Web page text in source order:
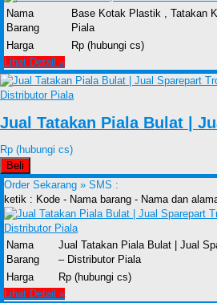
Nama
Barang
Base Kotak Plastik , Tatakan
Piala
Harga
Rp (hubungi cs)
Lihat Detail »
Jual Tatakan Piala Bulat |
Rp (hubungi cs)
Beli
Order Sekarang » SMS :
ketik : Kode - Nama barang - Nama dan
Nama
Barang
Jual Tatakan Piala Bulat | Jual
– Distributor Piala
Harga
Rp (hubungi cs)
Lihat Detail »